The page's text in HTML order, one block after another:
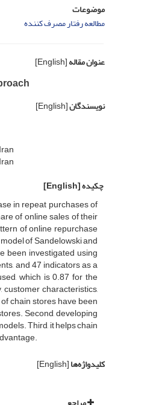
موضوعات
مطالعه رفتار مصرف کننده
عنوان مقاله[English]
نویسندگان[English]
چکیده[English]
in repeat purchases of
of online sales of their
of online repurchase
of Sandelowski and
been investigated using
and 47 indicators as a
which is 0.87 for the
characteristics,
chain stores have been
Second, developing
Third, it helps chain
کلیدواژه‌ها[English]